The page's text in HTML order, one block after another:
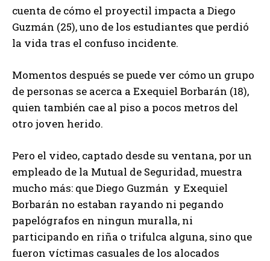
cuenta de cómo el proyectil impacta a Diego
Guzmán (25), uno de los estudiantes que perdió
la vida tras el confuso incidente.
Momentos después se puede ver cómo un grupo
de personas se acerca a Exequiel Borbarán (18),
quien también cae al piso a pocos metros del
otro joven herido.
Pero el video, captado desde su ventana, por un
empleado de la Mutual de Seguridad, muestra
mucho más: que Diego Guzmán y Exequiel
Borbarán no estaban rayando ni pegando
papelógrafos en ningun muralla, ni
participando en riña o trifulca alguna, sino que
fueron víctimas casuales de los alocados